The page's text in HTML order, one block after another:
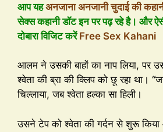
आप यहअनजाना अनजानी चुदाई की
सेक्स कहानी डॉट इन पर पढ़ रहे है। और
दोबारा विजिट करेंFree Sex Kahani
आलम ने उसकी बाहों का नाप लिया, पर
श्वेता की ब्रा की क्लिप को छू रहा था।
चिल्लाया, जब श्वेता हल्का सा हिली।
उसने टेप को श्वेता की गर्दन से शुरू